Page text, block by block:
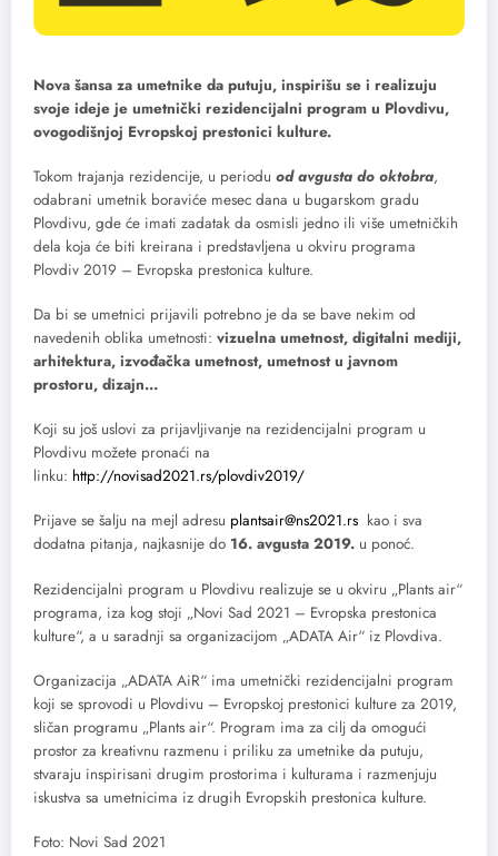
Nova šansa za umetnike da putuju, inspirišu se i realizuju
svoje ideje je umetnički rezidencijalni program u Plovdivu,
ovogodišnjoj Evropskoj prestonici kulture.
Tokom trajanja rezidencije, u periodu od avgusta do oktobra,
odabrani umetnik boraviće mesec dana u bugarskom gradu
Plovdivu, gde će imati zadatak da osmisli jedno ili više umetničkih
dela koja će biti kreirana i predstavljena u okviru programa
Plovdiv 2019 – Evropska prestonica kulture.
Da bi se umetnici prijavili potrebno je da se bave nekim od
navedenih oblika umetnosti: vizuelna umetnost, digitalni mediji,
arhitektura, izvođačka umetnost, umetnost u javnom
prostoru, dizajn…
Koji su još uslovi za prijavljivanje na rezidencijalni program u
Plovdivu možete pronaći na
linku: http://novisad2021.rs/plovdiv2019/
Prijave se šalju na mejl adresu plantsair@ns2021.rs kao i sva
dodatna pitanja, najkasnije do 16. avgusta 2019. u ponoć.
Rezidencijalni program u Plovdivu realizuje se u okviru „Plants air“
programa, iza kog stoji „Novi Sad 2021 – Evropska prestonica
kulture“, a u saradnji sa organizacijom „ADATA Air“ iz Plovdiva.
Organizacija „ADATA AiR“ ima umetnički rezidencijalni program
koji se sprovodi u Plovdivu – Evropskoj prestonici kulture za 2019,
sličan programu „Plants air“. Program ima za cilj da omogući
prostor za kreativnu razmenu i priliku za umetnike da putuju,
stvaraju inspirisani drugim prostorima i kulturama i razmenjuju
iskustva sa umetnicima iz drugih Evropskih prestonica kulture.
Foto: Novi Sad 2021